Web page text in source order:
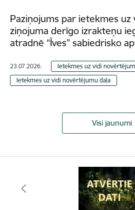
Paziņojums par ietekmes
ziņojuma derīgo izrakteņu
atradnē “Īves” sabiedrisko
23.07.2026.
Ietekmes uz vidi
Ietekmes uz vidi novērtējumu daļa
Visi jaunumi